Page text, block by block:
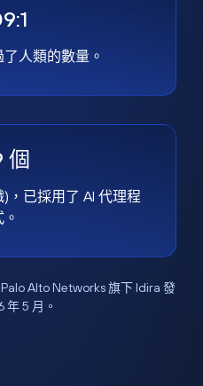
人類的數量。
個
，已採用了 AI 代理程
Alto Networks 旗下 Idira 發
年 5 月。